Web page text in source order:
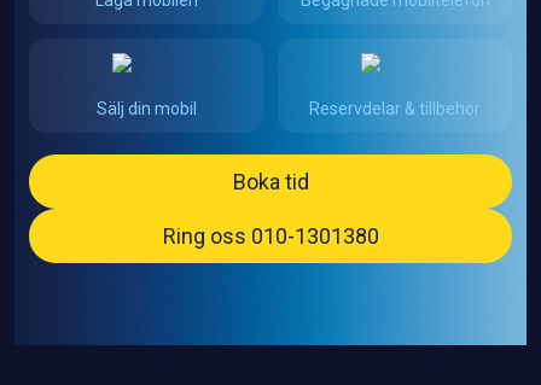
Sälj din mobil Reservdelar & tillbehör
Boka tid
Ring oss 010-1301380